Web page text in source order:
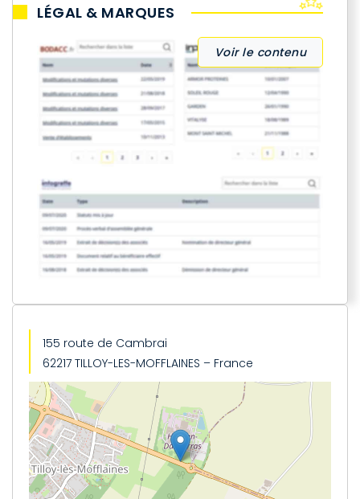
LÉGAL & MARQUES
Voir le contenu
155 route de Cambrai
62217 TILLOY-LES-MOFFLAINES – France